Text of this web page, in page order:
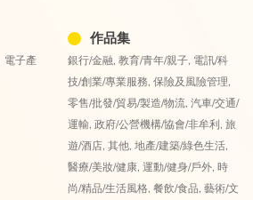
電子產
作品集
銀行/金融, 教育/青年/親子, 電訊/科
技/創業/專業服務, 保險及風險管理,
零售/批發/貿易/製造/物流, 汽車/交通/
運輸, 政府/公營機構/協會/非牟利, 旅
遊/酒店, 其他, 地產/建築/綠色生活,
醫療/美妝/健康, 運動/健身/戶外, 時
尚/精品/生活風格, 餐飲/食品, 藝術/文